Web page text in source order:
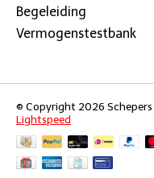
Begeleiding
Vermogenstestbank
© Copyright 2026 Schepers
Lightspeed